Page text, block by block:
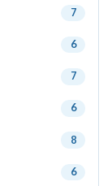
7
6
7
6
8
6